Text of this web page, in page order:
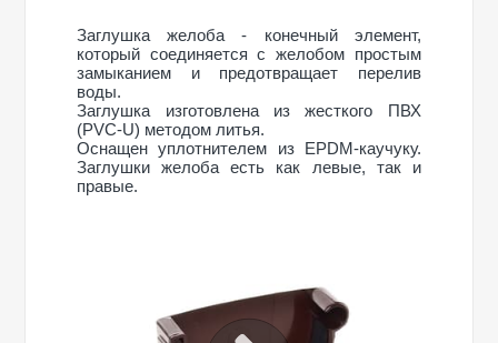
Заглушка желоба - конечный элемент,
который соединяется с желобом простым
замыканием и предотвращает перелив
воды.
Заглушка изготовлена из жесткого ПВХ
(PVC-U) методом литья.
Оснащен уплотнителем из EPDM-каучуку.
Заглушки желоба есть как левые, так и
правые.